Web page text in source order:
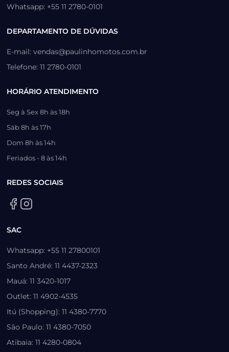
Whatsapp: +55 11 2780-0101
DEPARTAMENTO DE DÚVIDAS
E-mail: vendas@paulinhomotos.com.br
Telefone: 11 2780-0101
HORÁRIO ATENDIMENTO
Seg à Sex 8h às 18h
Sáb 8h às 17h
Dom 8h às 14h
Feriados - 8 às 14h
REDES SOCIAIS
SAC
Whatsapp: +55 11 27800101
Santo André: 11 4437-2323
Mauá: 11 3420-1017
Outlet: 11 4902-4535
Itú (Shopping): 11 4380-7770
São Paulo: 11 4380-7050
Atibaia: 11 4280-0804